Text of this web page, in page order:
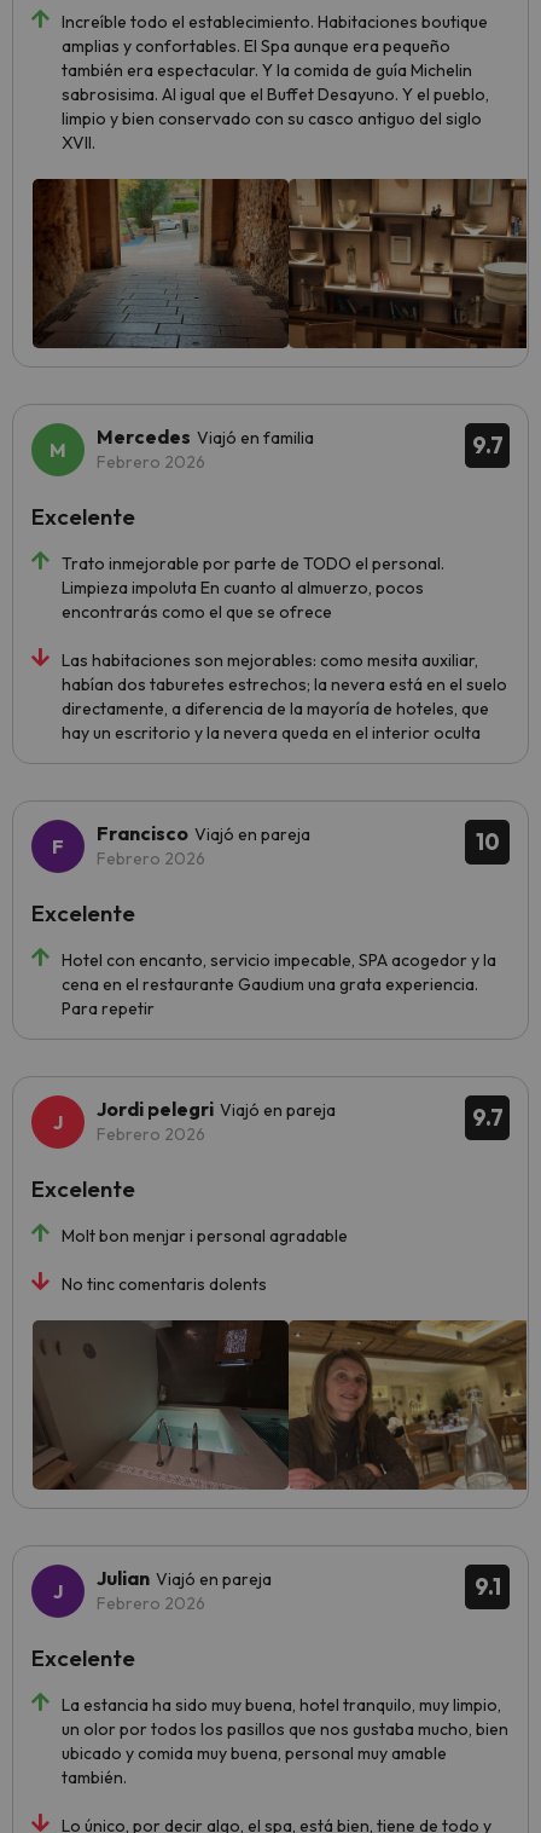
Increíble todo el establecimiento. Habitaciones boutique
amplias y confortables. El Spa aunque era pequeño
también era espectacular. Y la comida de guía Michelin
sabrosisima. Al igual que el Buffet Desayuno. Y el pueblo,
limpio y bien conservado con su casco antiguo del siglo
XVII.
9.7
Mercedes Viajó en familia
Febrero 2026
Trato inmejorable por parte de TODO el personal.
Limpieza impoluta En cuanto al almuerzo, pocos
encontrarás como el que se ofrece
Las habitaciones son mejorables: como mesita auxiliar,
habían dos taburetes estrechos; la nevera está en el suelo
directamente, a diferencia de la mayoría de hoteles, que
hay un escritorio y la nevera queda en el interior oculta
Excelente
10
Francisco Viajó en pareja
Febrero 2026
Hotel con encanto, servicio impecable, SPA acogedor y la
cena en el restaurante Gaudium una grata experiencia.
Para repetir
Excelente
9.7
Jordi pelegri Viajó en pareja
Febrero 2026
Molt bon menjar i personal agradable
No tinc comentaris dolents
Excelente
9.1
Julian Viajó en pareja
Febrero 2026
La estancia ha sido muy buena, hotel tranquilo, muy limpio,
un olor por todos los pasillos que nos gustaba mucho, bien
ubicado y comida muy buena, personal muy amable
también.
Lo único, por decir algo, el spa, está bien, tiene de todo y
Excelente